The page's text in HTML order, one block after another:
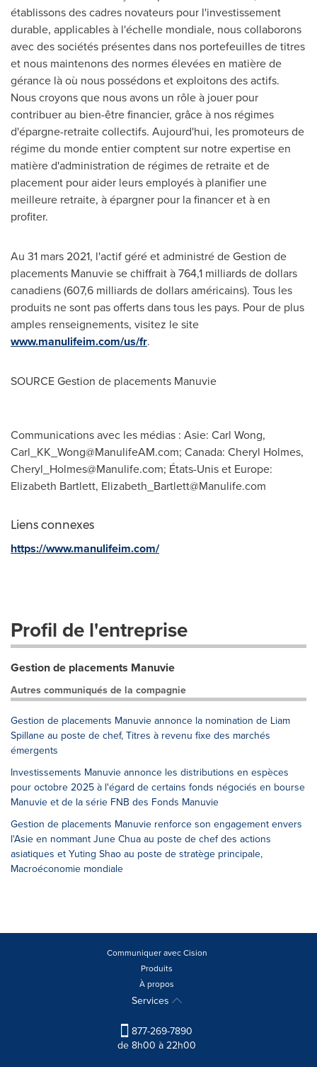
établissons des cadres novateurs pour l'investissement
durable, applicables à l'échelle mondiale, nous collaborons
avec des sociétés présentes dans nos portefeuilles de titres
et nous maintenons des normes élevées en matière de
gérance là où nous possédons et exploitons des actifs.
Nous croyons que nous avons un rôle à jouer pour
contribuer au bien-être financier, grâce à nos régimes
d'épargne-retraite collectifs. Aujourd'hui, les promoteurs de
régime du monde entier comptent sur notre expertise en
matière d'administration de régimes de retraite et de
placement pour aider leurs employés à planifier une
meilleure retraite, à épargner pour la financer et à en
profiter.
Au 31 mars 2021, l'actif géré et administré deGestion de
placements Manuvie se chiffrait à 764,1 milliards de dollars
canadiens (607,6 milliards de dollars américains). Tous les
produits ne sont pas offerts dans tous les pays. Pour de plus
amples renseignements, visitez le site
www.manulifeim.com/us/fr.
SOURCEGestion de placements Manuvie
Communications avec les médias : Asie: Carl Wong,
Carl_KK_Wong@ManulifeAM.com; Canada: Cheryl Holmes,
Cheryl_Holmes@Manulife.com; États-Unis et Europe:
Elizabeth Bartlett, Elizabeth_Bartlett@Manulife.com
Liens connexes
https://www.manulifeim.com/
Profil de l'entreprise
Gestion de placements Manuvie
Autres communiqués de la compagnie
Gestion de placements Manuvie annonce la nomination de Liam
Spillane au poste de chef, Titres à revenu fixe des marchés
émergents
Investissements Manuvie annonce les distributions en espèces
pour octobre 2025 à l'égard de certains fonds négociés en bourse
Manuvie et de la série FNB des Fonds Manuvie
Gestion de placements Manuvie renforce son engagement envers
l'Asie en nommant June Chua au poste de chef des actions
asiatiques et Yuting Shao au poste de stratège principale,
Macroéconomie mondiale
Communiquer avec Cision
Produits
À propos
Services
877-269-7890
de 8h00 à 22h00